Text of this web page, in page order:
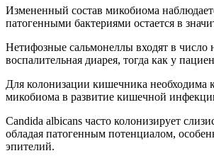
Измененный состав микобиома
патогенными бактериями остается в
Нетифозные сальмонеллы входят в
воспалительная диарея, тогда как у
Для колонизации кишечника необходима
микобиома в развитие кишечной
Candida albicans часто колонизирует
обладая патогенным потенциалом,
эпителий.